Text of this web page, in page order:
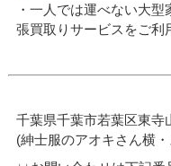
・一人では運べない大
張買取りサービスをご利
千葉県千葉市若葉区東寺
(紳士服のアオキさん横